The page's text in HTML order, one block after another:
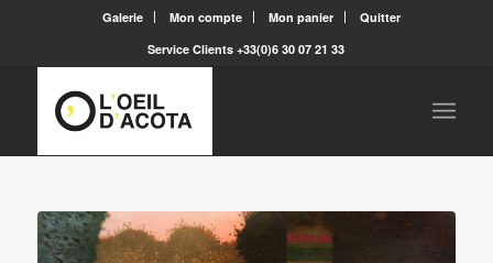
Galerie Mon compte Mon panier
Quitter
Service Clients +33(0)6 30 07 21 33